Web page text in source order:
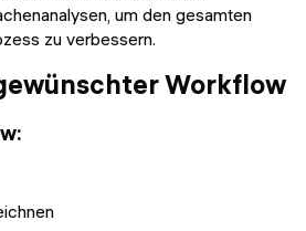
um den gesamten
zu verbessern.
Workflow